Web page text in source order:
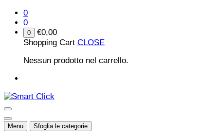
0
0
0 €0,00
Shopping Cart CLOSE
Nessun prodotto nel carrello.
Menu Sfoglia le categorie